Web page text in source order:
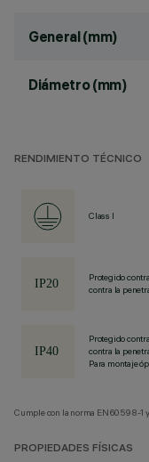
General (mm)
Diámetro (mm)
RENDIMIENTO TÉCNICO
Class I
Protegido
contra la
Protegido
contra la
Para montaje
Cumple con la norma EN60598-1
PROPIEDADES FÍSICAS